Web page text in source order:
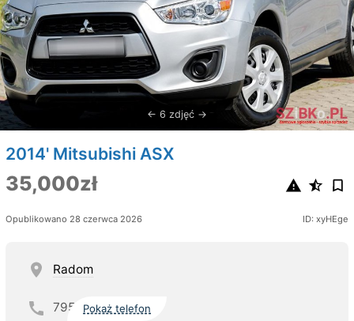
6 zdjęć
2014' Mitsubishi ASX
35,000zł
Opublikowano 28 czerwca 2026 ID: xyHEge
Radom
795 Pokaż telefon